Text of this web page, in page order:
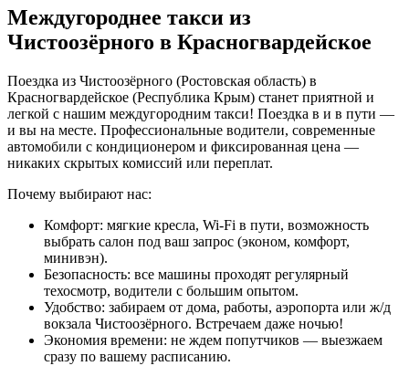
Междугороднее такси из
Чистоозёрного в Красногвардейское
Поездка из Чистоозёрного (Ростовская область) в
Красногвардейское (Республика Крым) станет приятной и
легкой с нашим междугородним такси! Поездка в и в пути —
и вы на месте. Профессиональные водители, современные
автомобили с кондиционером и фиксированная цена —
никаких скрытых комиссий или переплат.
Почему выбирают нас:
Комфорт: мягкие кресла, Wi-Fi в пути, возможность
выбрать салон под ваш запрос (эконом, комфорт,
минивэн).
Безопасность: все машины проходят регулярный
техосмотр, водители с большим опытом.
Удобство: забираем от дома, работы, аэропорта или ж/д
вокзала Чистоозёрного. Встречаем даже ночью!
Экономия времени: не ждем попутчиков — выезжаем
сразу по вашему расписанию.